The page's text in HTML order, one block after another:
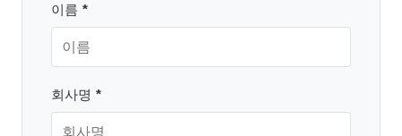
이름 *
회사명 *